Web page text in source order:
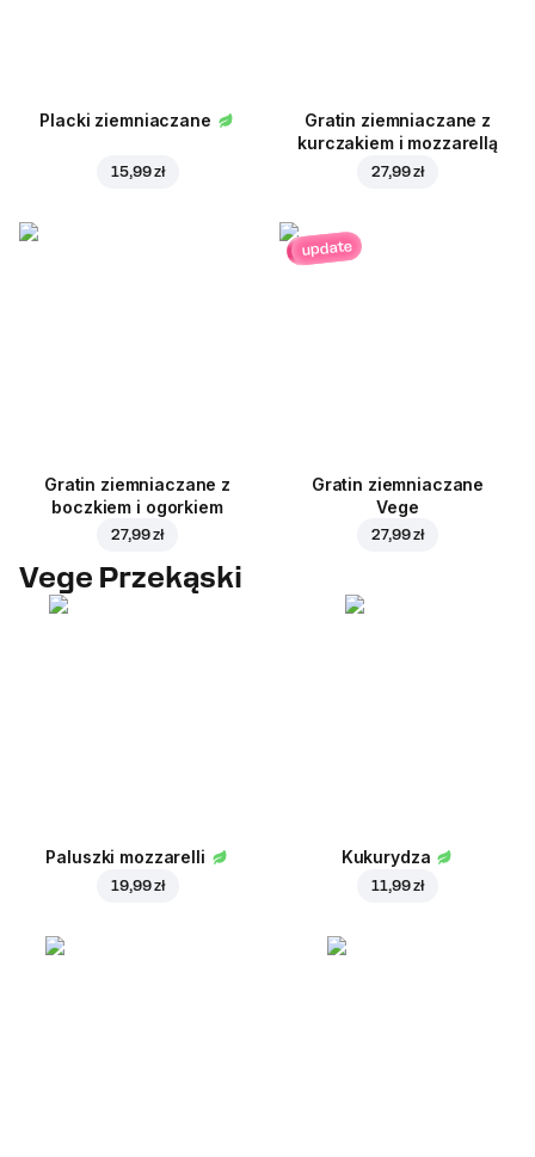
Placki ziemniaczane
15,99 zł
Gratin ziemniaczane z
kurczakiem i mozzarellą
27,99 zł
Gratin ziemniaczane z
boczkiem i ogorkiem
27,99 zł
update
Gratin ziemniaczane
Vege
27,99 zł
Vege Przekąski
Paluszki mozzarelli
19,99 zł
Kukurydza
11,99 zł